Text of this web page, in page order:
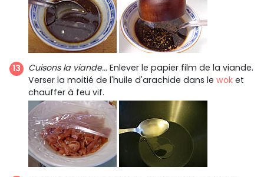
Cuisons la viande... Enlever le papier film de la viande.
Verser la moitié de l'huile d'arachide dans le wok et
chauffer à feu vif.